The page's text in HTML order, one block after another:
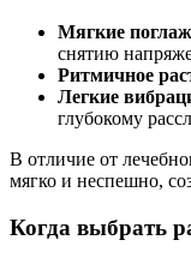
Мягкие
снятию
Ритмичное
Легкие
глубокому
В отличие от
мягко и неспешно,
Когда выбрать